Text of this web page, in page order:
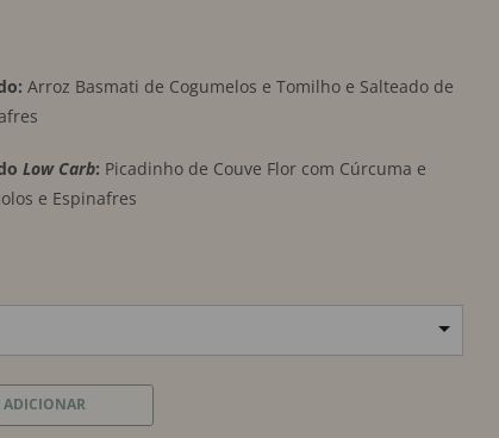
Arroz Basmati de Cogumelos e Tomilho e Salteado de
Low Carb: Picadinho de Couve Flor com Cúrcuma e
e Espinafres
ADICIONAR